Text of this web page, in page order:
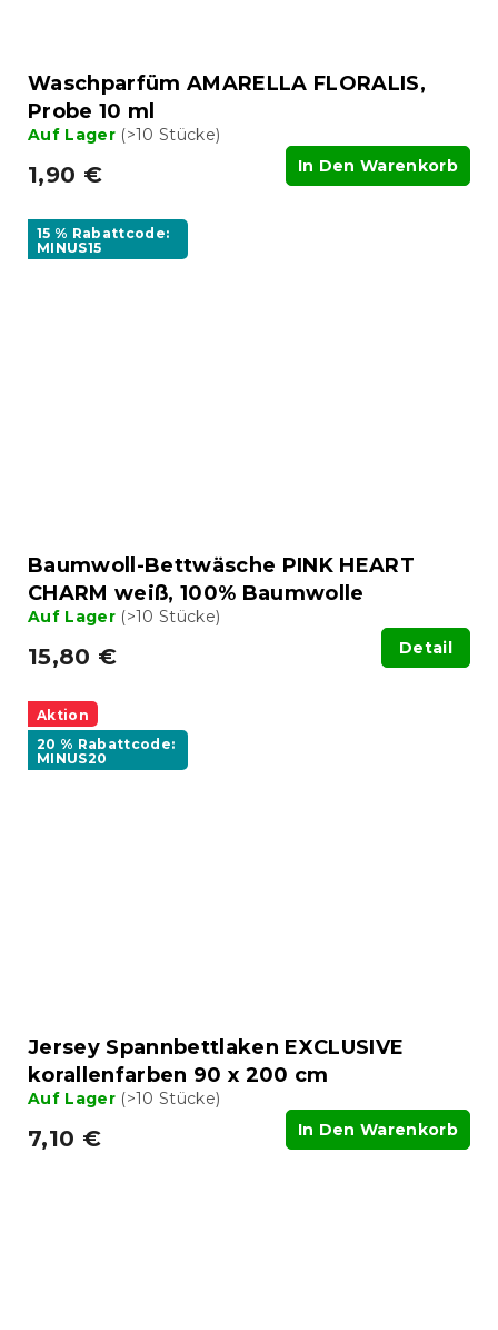
Waschparfüm AMARELLA FLORALIS,
Probe 10 ml
Auf Lager (>10 Stücke)
1,90 € In Den Warenkorb
15 % Rabattcode:
MINUS15
Baumwoll-Bettwäsche PINK HEART
CHARM weiß, 100% Baumwolle
Auf Lager (>10 Stücke)
15,80 € Detail
Aktion
20 % Rabattcode:
MINUS20
Jersey Spannbettlaken EXCLUSIVE
korallenfarben 90 x 200 cm
Auf Lager (>10 Stücke)
7,10 € In Den Warenkorb